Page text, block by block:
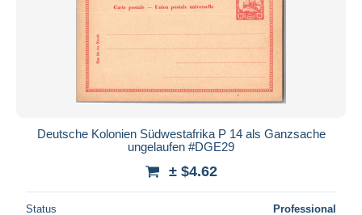
Deutsche Kolonien Südwestafrika P 14 als Ganzsache
ungelaufen #DGE29
± $4.62
Status Professional